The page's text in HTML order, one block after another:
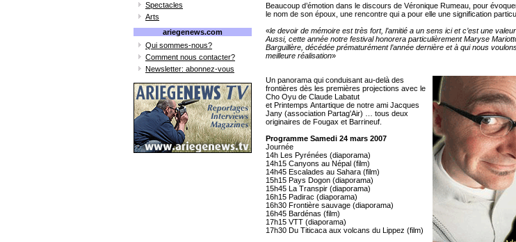
Spectacles
Arts
ariegenews.com
Qui sommes-nous?
Comment nous contacter?
Newsletter: abonnez-vous
Beaucoup d’émotion dans le discours de Véronique Rumeau, pour
le nom de son époux, une rencontre qui a pour elle une signification
«le devoir de mémoire est très fort, l’amitié a un sens ici et c’est une
Aussi, cette année notre festival honorera particulièrement Maryse
Barguillère, décédée prématurément l’année dernière et à qui nous
meilleure réalisation»
Un panorama qui conduisant au-delà des
frontières dès les premières projections avec le
Cho Oyu de Claude Labatut
et Printemps Antartique de notre ami Jacques
Jany (association Partag'Air) … tous deux
originaires de Fougax et Barrineuf.
Programme Samedi 24 mars 2007
Journée
14h Les Pyrénées (diaporama)
14h15 Canyons au Népal (film)
14h45 Escalades au Sahara (film)
15h15 Pays Dogon (diaporama)
15h45 La Transpir (diaporama)
16h15 Padirac (diaporama)
16h30 Frontière sauvage (diaporama)
16h45 Bardénas (film)
17h15 VTT (diaporama)
17h30 Du Titicaca aux volcans du Lippez (film)